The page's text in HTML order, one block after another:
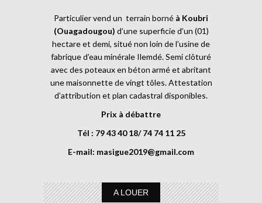
Particulier vend un terrain borné à Koubri
(Ouagadougou) d’une superficie d’un (01)
hectare et demi, situé non loin de l’usine de
fabrique d’eau minérale Ilemdé. Semi clôturé
avec des poteaux en béton armé et abritant
une maisonnette de vingt tôles. Attestation
d’attribution et plan cadastral disponibles.
Prix à débattre
Tél : 79 43 40 18/ 74 74 11 25
E-mail: masigue2019@gmail.com
A LOUER